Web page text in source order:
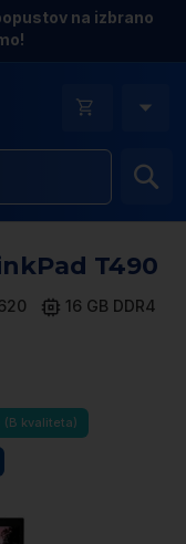
na izbrano
T490
16 GB DDR4
(B kvaliteta)